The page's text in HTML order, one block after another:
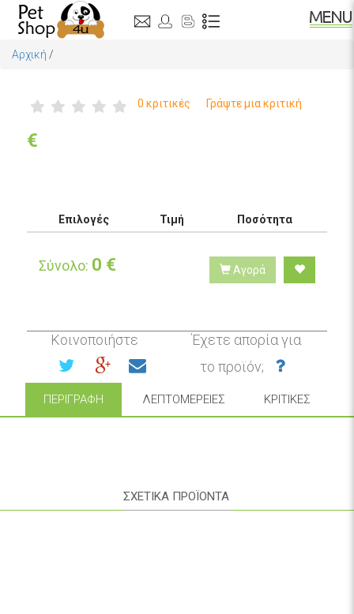
Αρχική /
0 κριτικές Γράψτε μια κριτική
€
Επιλογές Τιμή Ποσότητα
Σύνολο: 0 € Αγορά
Κοινοποιήστε
Έχετε απορία για
το προϊόν;
ΠΕΡΙΓΡΑΦΉ ΛΕΠΤΟΜΈΡΕΙΕΣ ΚΡΙΤΙΚΈΣ
ΣΧΕΤΙΚΑ ΠΡΟΪΟΝΤΑ